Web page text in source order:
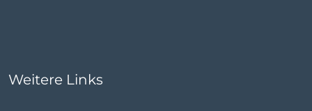
Weitere Links